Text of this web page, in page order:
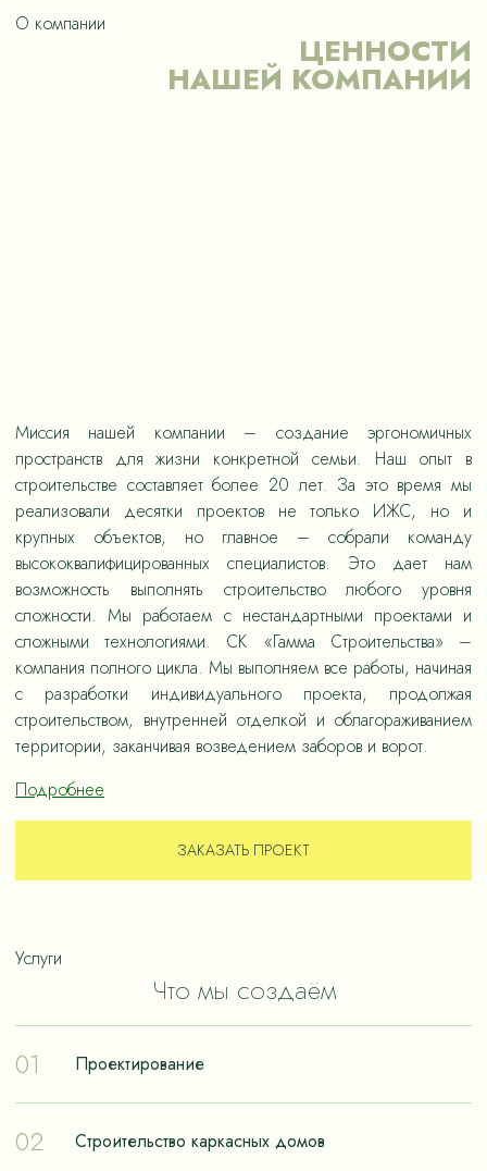
О компании
ЦЕННОСТИ
НАШЕЙ КОМПАНИИ
Миссия нашей компании – создание эргономичных
пространств для жизни конкретной семьи. Наш опыт в
строительстве составляет более 20 лет. За это время мы
реализовали десятки проектов не только ИЖС, но и
крупных объектов, но главное – собрали команду
высококвалифицированных специалистов. Это дает нам
возможность выполнять строительство любого уровня
сложности. Мы работаем с нестандартными проектами и
сложными технологиями. СК «Гамма Строительства» –
компания полного цикла. Мы выполняем все работы, начиная
с разработки индивидуального проекта, продолжая
строительством, внутренней отделкой и облагораживанием
территории, заканчивая возведением заборов и ворот.
Подробнее
ЗАКАЗАТЬ ПРОЕКТ
Услуги
Что мы создаём
01
Проектирование
реализации мечты о собственном доме. Чтобы дом
02 Строительство каркасных домов